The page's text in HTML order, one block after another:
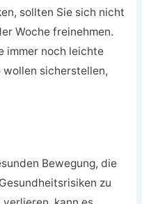
sollten Sie sich nicht
Woche freinehmen.
immer noch leichte
wollen sicherstellen,
Bewegung, die
zu